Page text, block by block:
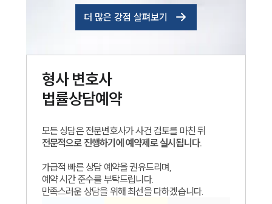
더 많은 강점 살펴보기
형사변호사
법률상담예약
모든 상담은 전문변호사가 사건 검토를 마친 뒤
전문적으로 진행하기에 예약제로 실시됩니다.
가급적 빠른 상담 예약을 권유드리며,
예약 시간 준수를 부탁드립니다.
만족스러운 상담을 위해 최선을 다하겠습니다.